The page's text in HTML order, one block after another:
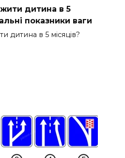
дитина в 5
показники ваги
дитина в 5 місяців?